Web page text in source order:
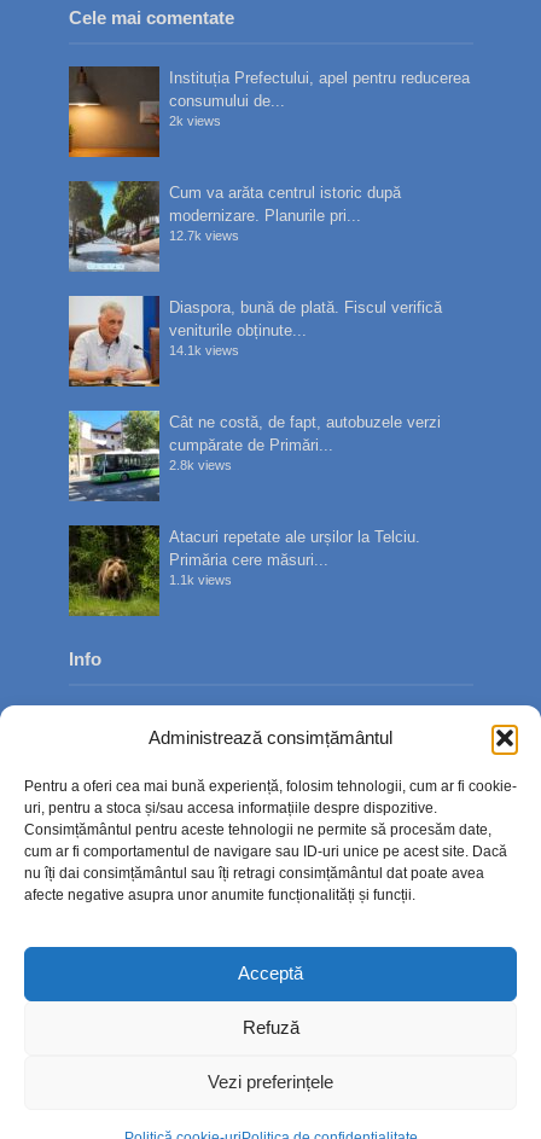
Administrează consimțământul
Pentru a oferi cea mai bună experiență, folosim tehnologii, cum ar fi cookie-
uri, pentru a stoca și/sau accesa informațiile despre dispozitive.
Consimțământul pentru aceste tehnologii ne permite să procesăm date,
cum ar fi comportamentul de navigare sau ID-uri unice pe acest site. Dacă
nu îți dai consimțământul sau îți retragi consimțământul dat poate avea
afecte negative asupra unor anumite funcționalități și funcții.
Acceptă
Refuză
Vezi preferințele
Cele mai comentate
Instituția Prefectului, apel pentru reducerea
consumului de...
2k views
Cum va arăta centrul istoric după
modernizare. Planurile pri...
12.7k views
Diaspora, bună de plată. Fiscul verifică
veniturile obținute...
14.1k views
Cât ne costă, de fapt, autobuzele verzi
cumpărate de Primări...
2.8k views
Atacuri repetate ale urșilor la Telciu.
Primăria cere măsuri...
1.1k views
Info
Contact
Politica de confidențialitate
Politică cookie-uri (UE)